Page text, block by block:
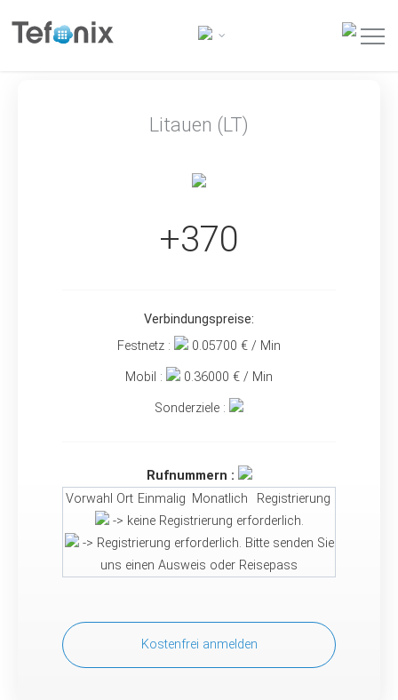
Litauen (LT)
+370
Verbindungspreise:
Festnetz :
0.05700 € / Min
Mobil : 0.36000 € / Min
Sonderziele :
Rufnummern :
Vorwahl Ort Einmalig Monatlich
Registrierung
-> keine Registrierung erforderlich.
-> Registrierung erforderlich. Bitte senden Sie
uns einen Ausweis oder Reisepass
Kostenfrei anmelden